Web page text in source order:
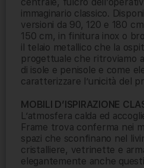
immaginario classico.
versioni da 90, 120 e 180
150 cm, in finitura inox o
il telaio metallico che la
progettuale che ritroviamo
di isole e penisole e come
caratterizzare l’unicità del
MOBILI D’ISPIRAZIONE
L’atmosfera calda ed
Frame trova conferma nei
spazi che sconfinano nel
cristalliere, vetrinette e
elegantemente anche